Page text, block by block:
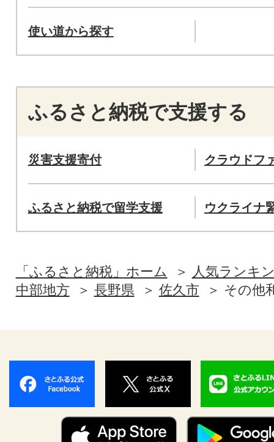
使い道から探す
ふるさと納税で支援する
災害支援寄付 クラウドフ
ふるさと納税で留学支援 ウクライナ
「ふるさと納税」ホーム
人気ランキ
中部地方
長野県 佐久市 その他